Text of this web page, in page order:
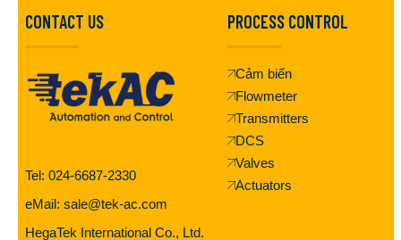
CONTACT US
Tel: 024-6687-2330
eMail: sale@tek-ac.com
HegaTek International Co., Ltd.
PROCESS CONTROL
Cảm biến
Flowmeter
Transmitters
DCS
Valves
Actuators